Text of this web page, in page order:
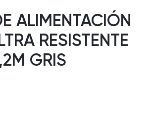
ALIMENTACIÓN
RESISTENTE
GRIS